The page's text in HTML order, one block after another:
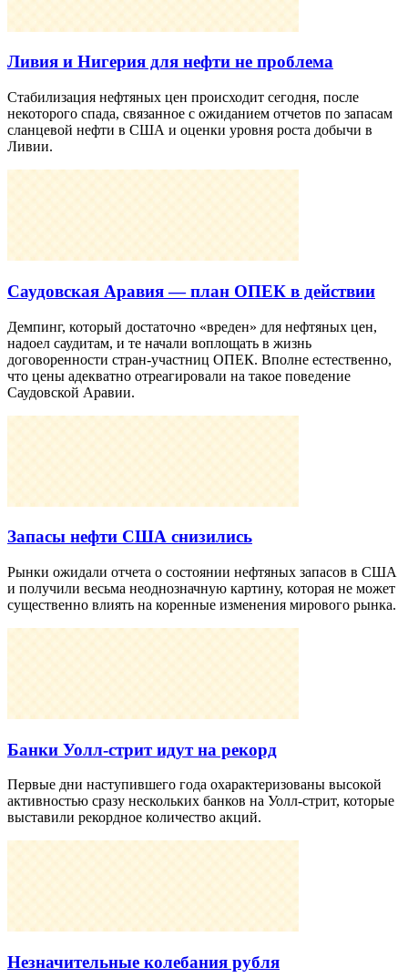
Ливия и Нигерия для нефти не проблема
Стабилизация нефтяных цен происходит сегодня, после
некоторого спада, связанное с ожиданием отчетов по запасам
сланцевой нефти в США и оценки уровня роста добычи в
Ливии.
Саудовская Аравия — план ОПЕК в действии
Демпинг, который достаточно «вреден» для нефтяных цен,
надоел саудитам, и те начали воплощать в жизнь
договоренности стран-участниц ОПЕК. Вполне естественно,
что цены адекватно отреагировали на такое поведение
Саудовской Аравии.
Запасы нефти США снизились
Рынки ожидали отчета о состоянии нефтяных запасов в США
и получили весьма неоднозначную картину, которая не может
существенно влиять на коренные изменения мирового рынка.
Банки Уолл-стрит идут на рекорд
Первые дни наступившего года охарактеризованы высокой
активностью сразу нескольких банков на Уолл-стрит, которые
выставили рекордное количество акций.
Незначительные колебания рубля